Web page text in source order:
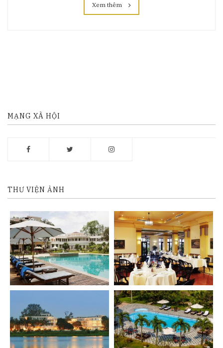
Xem thêm
MẠNG XÃ HỘI
THƯ VIỆN ẢNH